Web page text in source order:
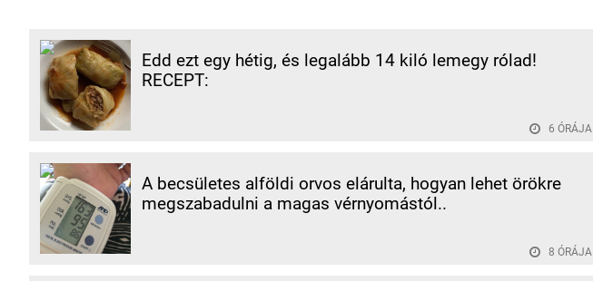
Edd ezt egy hétig, és legalább 14 kiló lemegy rólad!
RECEPT:
6 ÓRÁJA
A becsületes alföldi orvos elárulta, hogyan lehet örökre
megszabadulni a magas vérnyomástól..
8 ÓRÁJA